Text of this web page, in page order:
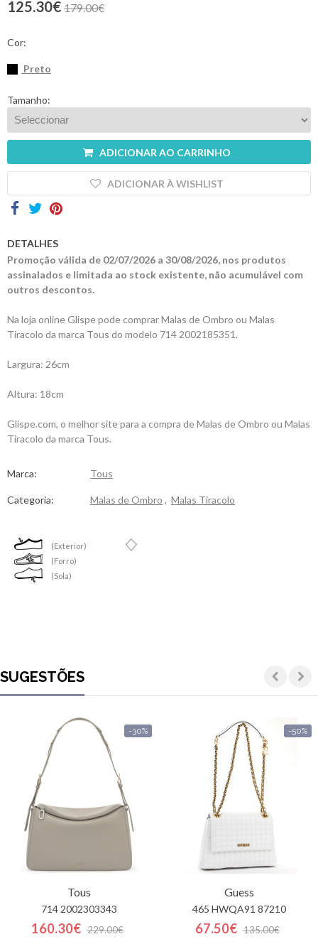
125.30€ 179.00€
Cor:
Preto
Tamanho:
ADICIONAR AO CARRINHO
ADICIONAR À WISHLIST
DETALHES
Promoção válida de 02/07/2026 a 30/08/2026, nos produtos
assinalados e limitada ao stock existente, não acumulável com
outros descontos.
Na loja online Glispe pode comprar Malas de Ombro ou Malas
Tiracolo da marca Tous do modelo 714 2002185351.
Largura: 26cm
Altura: 18cm
Glispe.com, o melhor site para a compra de Malas de Ombro ou Malas
Tiracolo da marca Tous.
Marca: Tous
Categoria: Malas de Ombro , Malas Tiracolo
(Exterior)
(Forro)
(Sola)
SUGESTÕES
-30%
Tous
714 2002303343
160.30€ 229.00€
-50%
Guess
465 HWQA91 87210
67.50€ 135.00€